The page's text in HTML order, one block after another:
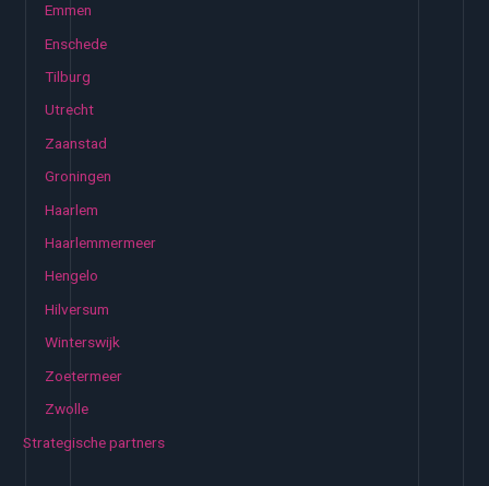
Emmen
Enschede
Tilburg
Utrecht
Zaanstad
Groningen
Haarlem
Haarlemmermeer
Hengelo
Hilversum
Winterswijk
Zoetermeer
Zwolle
Strategische partners